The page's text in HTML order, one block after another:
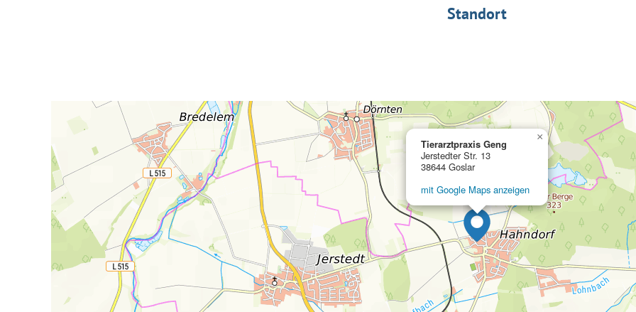
Standort
Tierarztpraxis Geng
Jerstedter Str. 13
38644 Goslar
mit Google Maps anzeigen
×